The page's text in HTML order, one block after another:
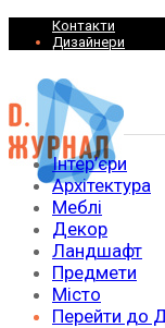
Контакти
Дизайнери
Інтер’єри
Архітектура
Меблі
Декор
Ландшафт
Предмети
Місто
Перейти до